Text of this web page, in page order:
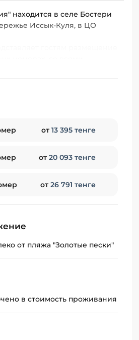
находится в селе Бостери
Иссык-Куля, в ЦО
от 13 395 тенге
от 20 093 тенге
от 26 791 тенге
от пляжа "Золотые пески"
в стоимость проживания